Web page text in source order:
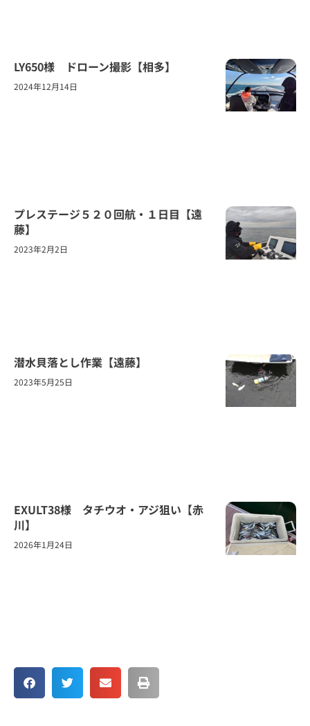
LY650様 ドローン撮影【相多】
2024年12月14日
プレステージ５２０回航・１日目【遠
藤】
2023年2月2日
潜水貝落とし作業【遠藤】
2023年5月25日
EXULT38様 タチウオ・アジ狙い【赤
川】
2026年1月24日